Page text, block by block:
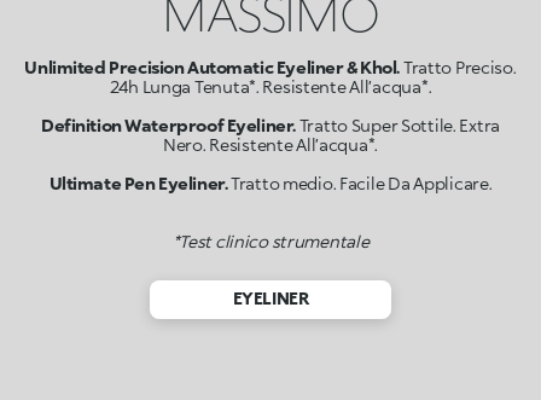
MASSIMO
Unlimited Precision Automatic Eyeliner & Khol.Tratto Preciso.
24h Lunga Tenuta*. Resistente All’acqua*.
Definition Waterproof Eyeliner.Tratto Super Sottile. Extra
Nero. Resistente All’acqua*.
Ultimate Pen Eyeliner.Tratto medio. Facile Da Applicare.
*Test clinico strumentale
EYELINER